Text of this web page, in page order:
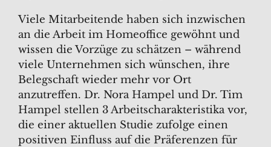
Viele Mitarbeitende haben sich inzwischen
an die Arbeit im Homeoffice gewöhnt und
wissen die Vorzüge zu schätzen – während
viele Unternehmen sich wünschen, ihre
Belegschaft wieder mehr vor Ort
anzutreffen. Dr. Nora Hampel und Dr. Tim
Hampel stellen 3 Arbeitscharakteristika vor,
die einer aktuellen Studie zufolge einen
positiven Einfluss auf die Präferenzen für